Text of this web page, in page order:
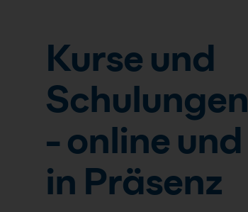
Kurse und
Schulungen
- online und
in Präsenz